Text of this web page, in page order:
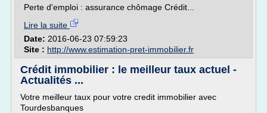
Perte d'emploi : assurance chômage Crédit...
Lire la suite
Date: 2016-06-23 07:59:23
Site : http://www.estimation-pret-immobilier.fr
Crédit immobilier : le meilleur taux actuel -
Actualités ...
Votre meilleur taux pour votre credit immobilier avec
Tourdesbanques